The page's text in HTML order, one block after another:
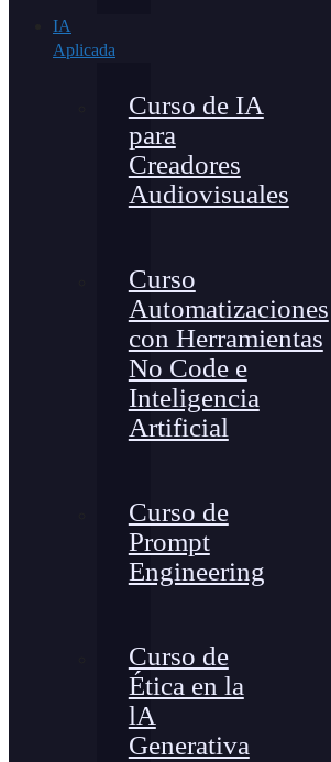
IA
Aplicada
Curso de IA
para
Creadores
Audiovisuales
Curso
Automatizaciones
con Herramientas
No Code e
Inteligencia
Artificial
Curso de
Prompt
Engineering
Curso de
Ética en la
lA
Generativa